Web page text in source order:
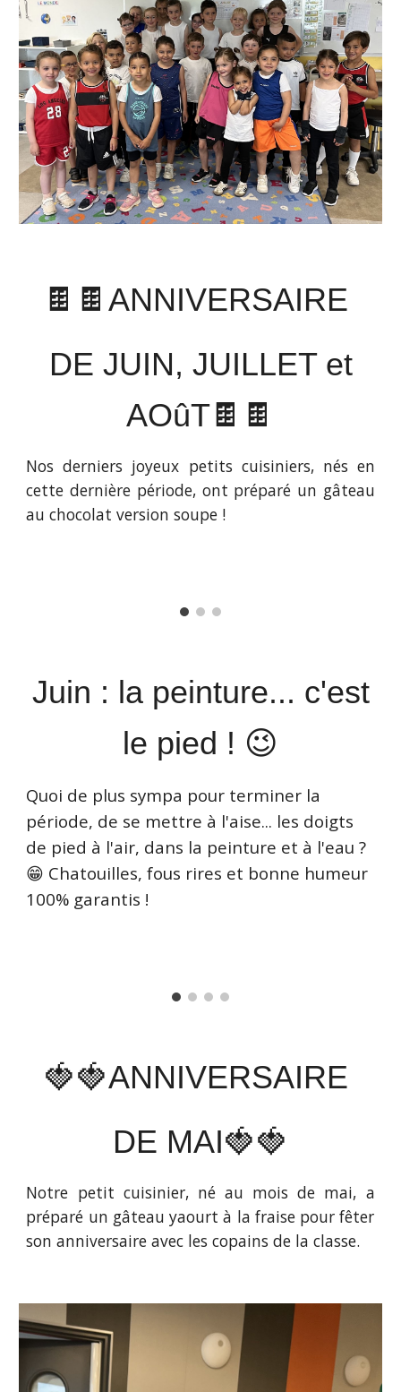
🍫 🍫ANNIVERSAIRE
DE JUIN, JUILLET et
AOûT 🍫🍫
Nos derniers joyeux petits cuisiniers, nés en
cette dernière période, ont préparé un gâteau
au chocolat version soupe !
Juin : la peinture... c'est
le pied ! 😉
Quoi de plus sympa pour terminer la
période, de se mettre à l'aise... les doigts
de pied à l'air, dans la peinture et à l'eau ?
😁 Chatouilles, fous rires et bonne humeur
100% garantis !
🍓🍓ANNIVERSAIRE
DE MAI🍓🍓
Notre petit cuisinier, né au mois de mai, a
préparé un gâteau yaourt à la fraisepour fêter
son anniversaire avec les copains de la classe.